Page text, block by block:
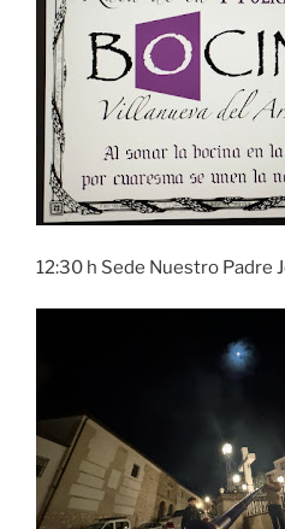
12:30 h Sede Nuestro Padre